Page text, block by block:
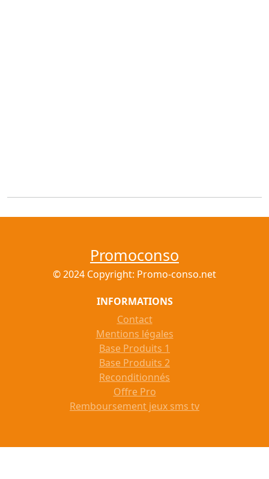
Promoconso
© 2024 Copyright: Promo-conso.net
INFORMATIONS
Contact
Mentions légales
Base Produits 1
Base Produits 2
Reconditionnés
Offre Pro
Remboursement jeux sms tv